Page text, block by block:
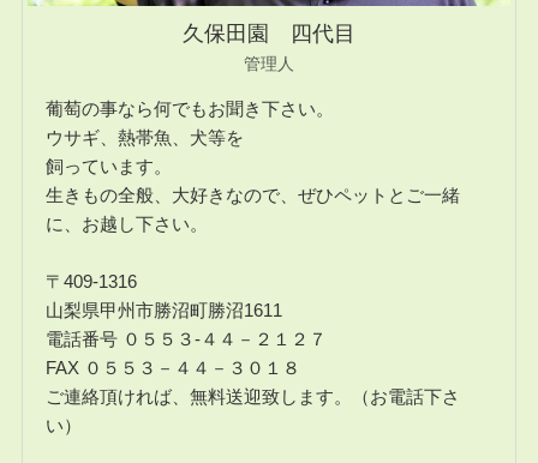
久保田園 四代目
管理人
葡萄の事なら何でもお聞き下さい。
ウサギ、熱帯魚、犬等を
飼っています。
生きもの全般、大好きなので、ぜひペットとご一緒
に、お越し下さい。
〒409-1316
山梨県甲州市勝沼町勝沼1611
電話番号 ０５５３-４４－２１２７
FAX ０５５３－４４－３０１８
ご連絡頂ければ、無料送迎致します。（お電話下さ
い）